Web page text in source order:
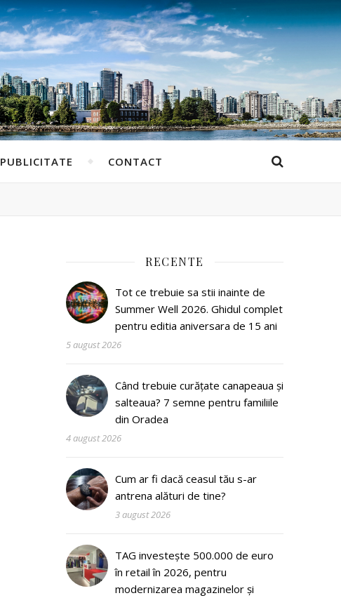
PUBLICITATE CONTACT
RECENTE
Tot ce trebuie sa stii inainte de
Summer Well 2026. Ghidul complet
pentru editia aniversara de 15 ani
5 august 2026
Când trebuie curățate canapeaua și
salteaua? 7 semne pentru familiile
din Oradea
4 august 2026
Cum ar fi dacă ceasul tău s-ar
antrena alături de tine?
3 august 2026
TAG investește 500.000 de euro
în retail în 2026, pentru
modernizarea magazinelor și